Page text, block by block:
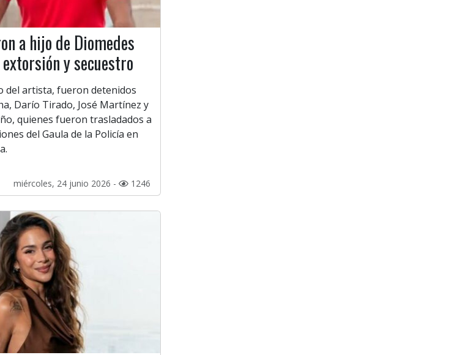
a hijo de Diomedes
y secuestro
del artista, fueron detenidos
Darío Tirado, José Martínez y
quienes fueron trasladados a
del Gaula de la Policía en
miércoles, 24 junio 2026 - 1246